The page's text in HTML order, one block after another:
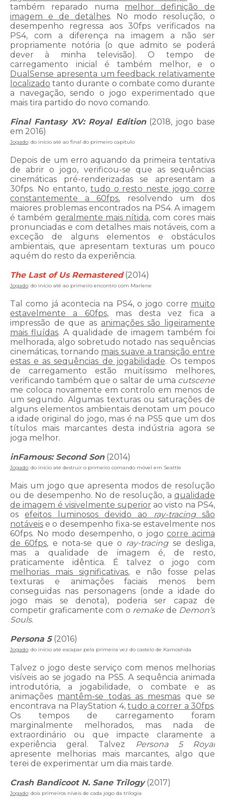
também reparado numa melhor definição de
imagem e de detalhes. No modo resolução, o
desempenho regressa aos 30fps verificados na
PS4, com a diferença na imagem a não ser
propriamente notória (o que admito se poderá
dever à minha televisão). O tempo de
carregamento inicial é também melhor, e o
DualSense apresenta um feedback relativamente
localizado tanto durante o combate como durante
a navegação, sendo o jogo experimentado que
mais tira partido do novo comando.
Final Fantasy XV: Royal Edition(2018, jogo base
em 2016)
Jogado: do início até ao final do primeiro capítulo
Depois de um erro aquando da primeira tentativa
de abrir o jogo, verificou-se que as sequências
cinemáticas pré-renderizadas se apresentam a
30fps. No entanto, tudo o resto neste jogo corre
constantemente a 60fps, resolvendo um dos
maiores problemas encontrados na PS4. A imagem
é também geralmente mais nítida, com cores mais
pronunciadas e com detalhes mais notáveis, com a
exceção de alguns elementos e obstáculos
ambientais, que apresentam texturas um pouco
aquém do resto da experiência.
The Last of Us Remastered(2014)
Jogado: do início até ao primeiro encontro com Marlene
Tal como já acontecia na PS4, o jogo corre muito
estavelmente a 60fps, mas desta vez fica a
impressão de que as animações são ligeiramente
mais fluídas. A qualidade de imagem também foi
melhorada, algo sobretudo notado nas sequências
cinemáticas, tornando mais suave a transição entre
estas e as sequências de jogabilidade. Os tempos
de carregamento estão muitíssimo melhores,
verificando também que o saltar de uma cutscene
me coloca novamente em controlo em menos de
um segundo. Algumas texturas ou saturações de
alguns elementos ambientais denotam um pouco
a idade original do jogo, mas é na PS5 que um dos
títulos mais marcantes desta indústria agora se
joga melhor.
inFamous: Second Son(2014)
Jogado: do início até destruir o primeiro comando móvel em Seattle
Mais um jogo que apresenta modos de resolução
ou de desempenho. No de resolução, a qualidade
de imagem é visivelmente superior ao visto na PS4,
osefeitos luminosos devido ao ray-tracingsão
notáveis e o desempenho fixa-se estavelmente nos
60fps. No modo desempenho, o jogocorre acima
de 60fps, e nota-se que o ray-tracingse desliga,
mas a qualidade de imagem é, de resto,
praticamente idêntica. É talvez o jogo com
melhorias mais significativas, e não fosse pelas
texturas e animações faciais menos bem
conseguidas nas personagens (onde a idade do
jogo mais se denota), poderia ser capaz de
competir graficamente com o remake de Demon’s
Souls.
Persona 5(2016)
Jogado: do início até escapar pela primeira vez do castelo de Kamoshida
Talvez o jogo deste serviço com menos melhorias
visíveis ao se jogado na PS5. A sequência animada
introdutória, a jogabilidade, o combate e as
animações mantêm-se todas as mesmas que se
encontrava na PlayStation 4, tudo a correr a 30fps.
Os tempos de carregamento foram
marginalmente melhorados, mas nada de
extraordinário ou que impacte claramente a
experiência geral. Talvez
Persona 5 Royal
apresente melhorias mais marcantes, algo que
terei de experimentar um dia mais tarde.
Crash Bandicoot N. Sane Trilogy(2017)
Jogado: dois primeiros níveis de cada jogo da trilogia